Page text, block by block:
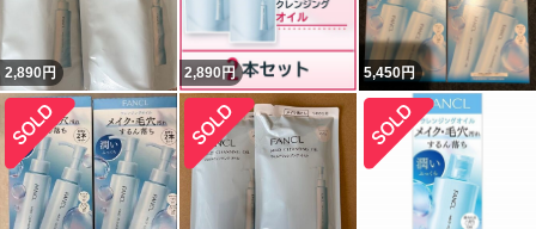
2,890円 2,890 円 5,450円